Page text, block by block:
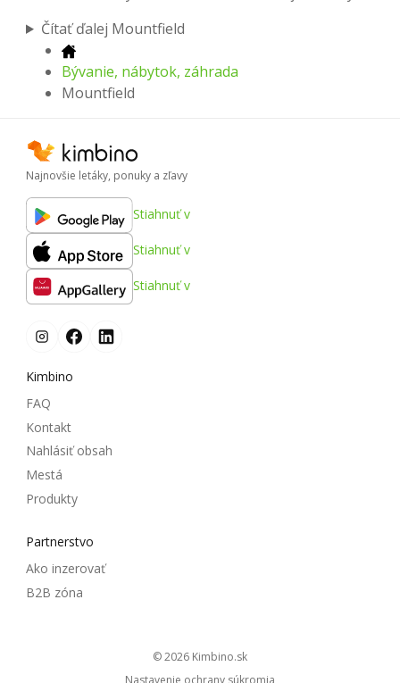
Čítať ďalej Mountfield
Bývanie, nábytok, záhrada
Mountfield
Najnovšie letáky, ponuky a zľavy
Stiahnuť v
Stiahnuť v
Stiahnuť v
Kimbino
FAQ
Kontakt
Nahlásiť obsah
Mestá
Produkty
Partnerstvo
Ako inzerovať
B2B zóna
© 2026
kimbino.sk